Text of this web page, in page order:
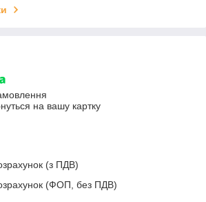
на вашу картку
(з ПДВ)
(ФОП, без ПДВ)